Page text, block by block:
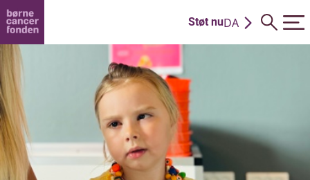
Støt nuDA